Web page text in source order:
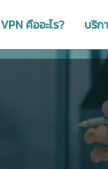
VPN คืออะไร? บริก